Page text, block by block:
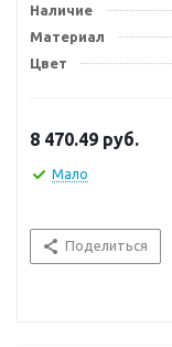
Наличие
Материал
Цвет
8 470.49 руб.
Мало
Поделиться